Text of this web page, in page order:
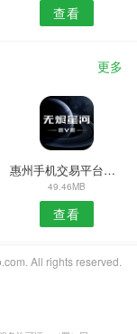
查看
更多
惠州手机交易平台安卓版
49.46MB
查看
All rights reserved.